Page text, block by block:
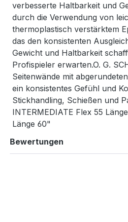
verbesserte Haltbarkeit und
durch die Verwendung von
thermoplastisch verstärktem
das den konsistenten
Gewicht und Haltbarkeit
Profispieler erwarten.O. G.
Seitenwände mit
ein konsistentes Gefühl und
Stickhandling, Schießen und
INTERMEDIATE Flex 55
Länge 60"
Bewertungen